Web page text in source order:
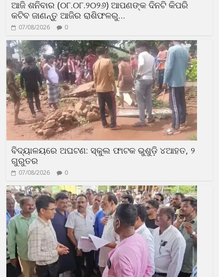
ଆଜି ଶନିବାର (୦୮.୦୮.୨୦୨୬) ଆପଣଙ୍କ ଦିନଟି କିପରି
କଟିବ ଜାଣନ୍ତୁ ଆଜିର ରାଶିଫଳରୁ…
07/08/2026 0
ବିଦ୍ୟାଳୟରେ ଅଘଟଣ: ସ୍କୁଲ ଫାଟକ ଭୁଶୁଡ଼ି ୪ଆହତ, ୨
ଗୁରୁତର
07/08/2026 0